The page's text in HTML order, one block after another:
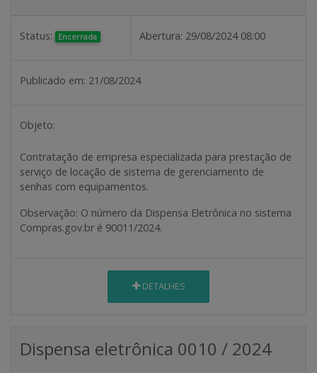
Status: Encerrada Abertura: 29/08/2024 08:00
Publicado em: 21/08/2024
Objeto:
Contratação de empresa especializada para prestação de
serviço de locação de sistema de gerenciamento de
senhas com equipamentos.
Observação: O número da Dispensa Eletrônica no sistema
Compras.gov.br é 90011/2024.
DETALHES
Dispensa eletrônica 0010 / 2024